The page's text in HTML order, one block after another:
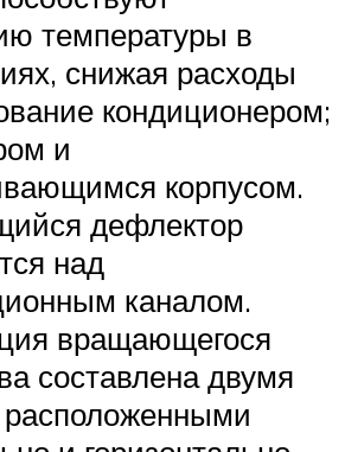
температуры в
снижая расходы
кондиционером;
и
корпусом.
дефлектор
над
каналом.
вращающегося
составлена двумя